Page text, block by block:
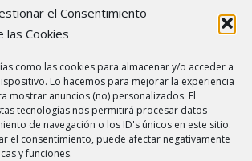
el Consentimiento
las Cookies
como las cookies para almacenar y/o acceder a
Lo hacemos para mejorar la experiencia
mostrar anuncios (no) personalizados. El
tecnologías nos permitirá procesar datos
de navegación o los ID's únicos en este sitio.
el consentimiento, puede afectar negativamente
y funciones.
en las Redes
Sociales